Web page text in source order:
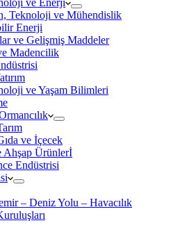
ve Enerji
Teknoloji ve Mühendislik
Enerji
ve Gelişmiş Maddeler
Madencilik
ve Yaşam Bilimleri
ve İçecek
Ahşap Ürünlerİ
Endüstrisi
– Deniz Yolu – Havacılık